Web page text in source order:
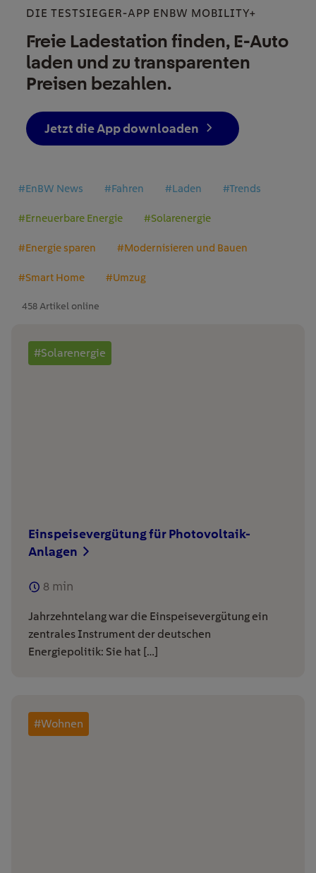
DIE TESTSIEGER-APP ENBW MOBILITY+
Freie Ladestation finden, E-Auto
laden und zu transparenten
Preisen bezahlen.
Jetzt die App downloaden
#EnBW News #Fahren #Laden #Trends
#Erneuerbare Energie #Solarenergie
#Energie sparen #Modernisieren und Bauen
#Smart Home #Umzug
458 Artikel online
#Solarenergie
Einspeisevergütung für Photovoltaik-
Anlagen
8 min
Jahrzehntelang war die Einspeisevergütung ein
zentrales Instrument der deutschen
Energiepolitik: Sie hat […]
#Wohnen